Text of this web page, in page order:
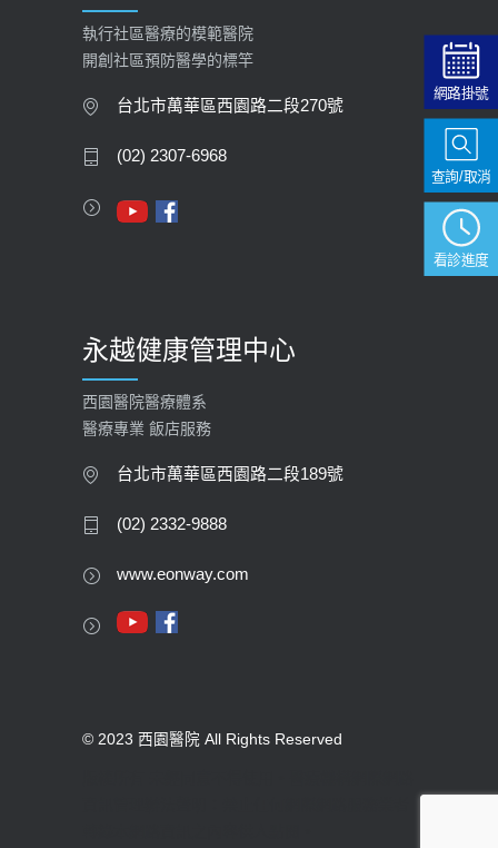
2026-02-06
大吃大喝、肥胖害到膽囊！膽結石、
膽息肉如何處理？
2023-09-27
執行社區醫療的模範醫院
開創社區預防醫學的標竿
台北市萬華區西園路二段270號
(02) 2307-6968
永越健康管理中心
西園醫院醫療體系
醫療專業 飯店服務
台北市萬華區西園路二段189號
(02) 2332-9888
www.eonway.com
© 2023 西園醫院 All Rights Reserved
網路掛號
看診進度
查詢/取消